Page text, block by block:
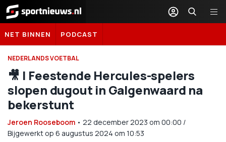
Sportnieuws.nl
NET BINNEN PODCAST
NEDERLANDS VOETBAL
🎥 | Feestende Hercules-spelers
slopen dugout in Galgenwaard na
bekerstunt
Jeroen Rooseboom • 22 december 2023 om 00:00 /
Bijgewerkt op 6 augustus 2024 om 10:53